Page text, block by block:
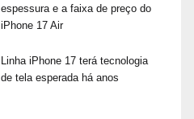
espessura e a faixa de preço do
iPhone 17 Air
Linha iPhone 17 terá tecnologia
de tela esperada há anos